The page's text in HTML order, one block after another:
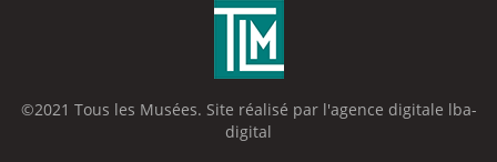
©2021 Tous les Musées. Site réalisé par l'agence digitale lba-
digital